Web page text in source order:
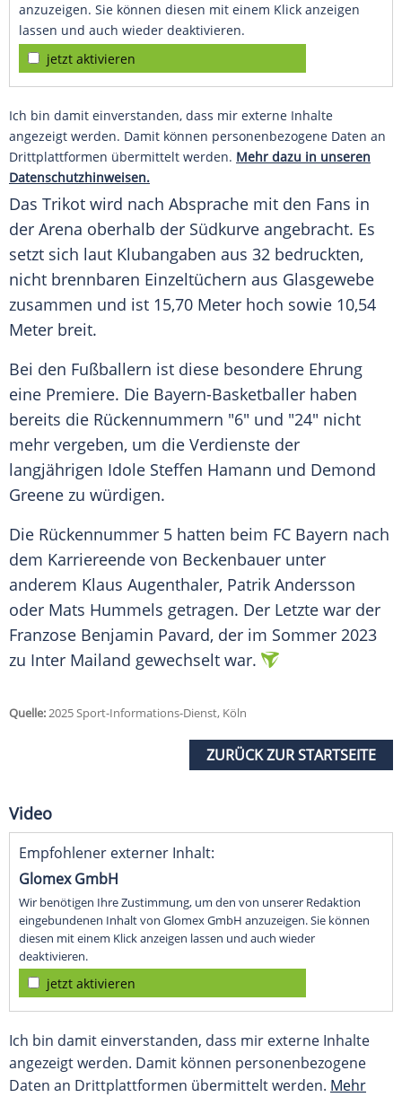
anzuzeigen. Sie können diesen mit einem Klick anzeigen
lassen und auch wieder deaktivieren.
jetzt aktivieren
Ich bin damit einverstanden, dass mir externe Inhalte
angezeigt werden. Damit können personenbezogene Daten an
Drittplattformen übermittelt werden. Mehr dazu in unseren
Datenschutzhinweisen.
Das Trikot wird nach Absprache mit den Fans in
der Arena oberhalb der Südkurve angebracht. Es
setzt sich laut Klubangaben aus 32 bedruckten,
nicht brennbaren Einzeltüchern aus Glasgewebe
zusammen und ist 15,70 Meter hoch sowie 10,54
Meter breit.
Bei den Fußballern ist diese besondere Ehrung
eine Premiere. Die Bayern-Basketballer haben
bereits die Rückennummern "6" und "24" nicht
mehr vergeben, um die Verdienste der
langjährigen Idole Steffen Hamann und Demond
Greene zu würdigen.
Die Rückennummer 5 hatten beim FC Bayern nach
dem Karriereende von Beckenbauer unter
anderem Klaus Augenthaler, Patrik Andersson
oder Mats Hummels getragen. Der Letzte war der
Franzose Benjamin Pavard, der im Sommer 2023
zu Inter Mailand gewechselt war.
Quelle:2025 Sport-Informations-Dienst, Köln
ZURÜCK ZUR STARTSEITE
Video
Empfohlener externer Inhalt:
Glomex GmbH
Wir benötigen Ihre Zustimmung, um den von unserer Redaktion
eingebundenen Inhalt von Glomex GmbH anzuzeigen. Sie können
diesen mit einem Klick anzeigen lassen und auch wieder
deaktivieren.
jetzt aktivieren
Ich bin damit einverstanden, dass mir externe Inhalte
angezeigt werden. Damit können personenbezogene
Daten an Drittplattformen übermittelt werden. Mehr